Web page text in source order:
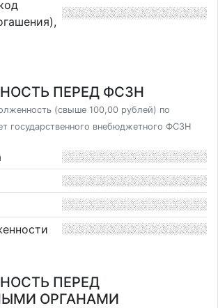
ПЕРЕД ФСЗН
(свыше 100,00 рублей) по
государственного внебюджетного ФСЗН
ПЕРЕД
ОРГАНАМИ